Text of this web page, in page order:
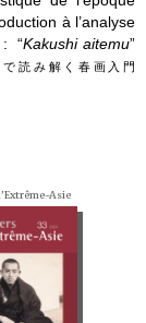
à l’analyse
: “Kakushi aitemu”
で読み解く春画入門
Asie